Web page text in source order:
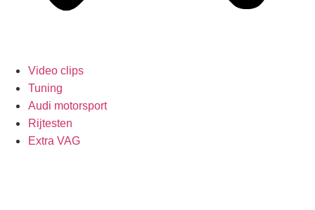
Video clips
Tuning
Audi motorsport
Rijtesten
Extra VAG